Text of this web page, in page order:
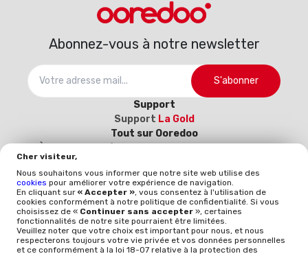
Cher visiteur,
Nous souhaitons vous informer que notre site web utilise des
cookies pour améliorer votre expérience de navigation.
En cliquant sur « Accepter », vous consentez à l'utilisation de
cookies conformément à notre politique de confidentialité. Si vous
choisissez de « Continuer sans accepter », certaines
fonctionnalités de notre site pourraient être limitées.
Veuillez noter que votre choix est important pour nous, et nous
respecterons toujours votre vie privée et vos données personnelles
et ce conformément à la loi 18-07 relative à la protection des
Abonnez-vous à notre newsletter
S'abonner
Support
Support La Gold
Tout sur Ooredoo
2025-2026
vous ici)
Politique et qualité
Mentions légales Politique qualitéWhistleblowing
ISO 9001ISO-CEI 27001Données à caractère
personnel Politique générale de protection des
données